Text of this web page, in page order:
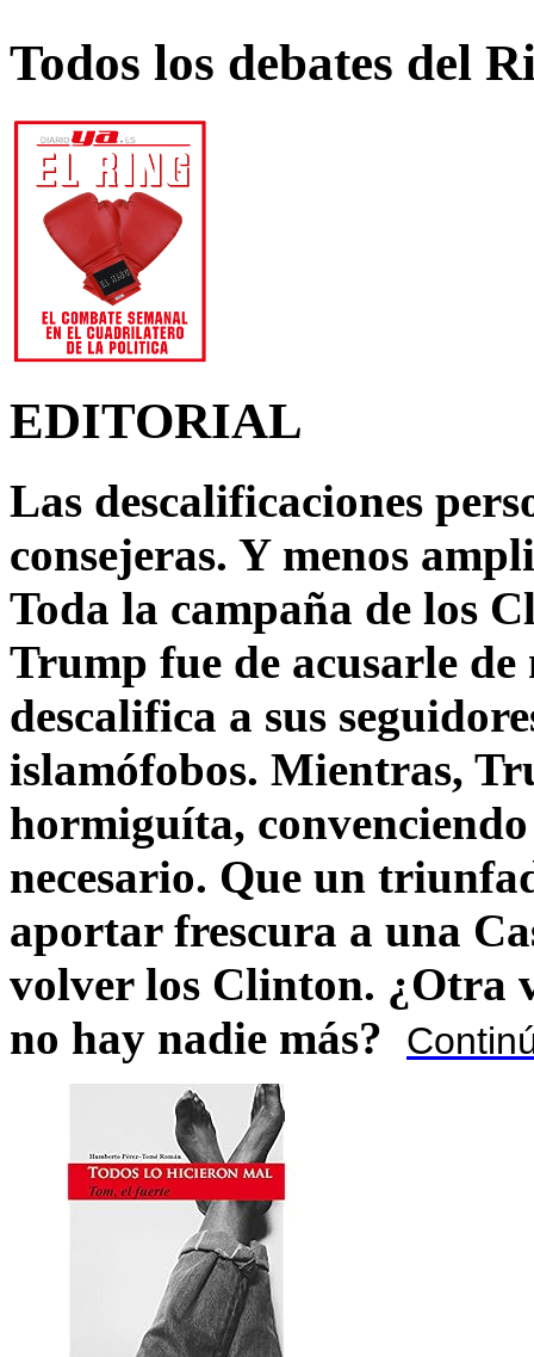
Todos los debates del
EDITORIAL
Las descalificaciones
consejeras. Y menos
Toda la campaña de los
Trump fue de acusarle
descalifica a sus
islamófobos. Mientras,
hormiguíta,
necesario. Que un
aportar frescura a una
volver los Clinton. ¿Otra
no hay nadie más?